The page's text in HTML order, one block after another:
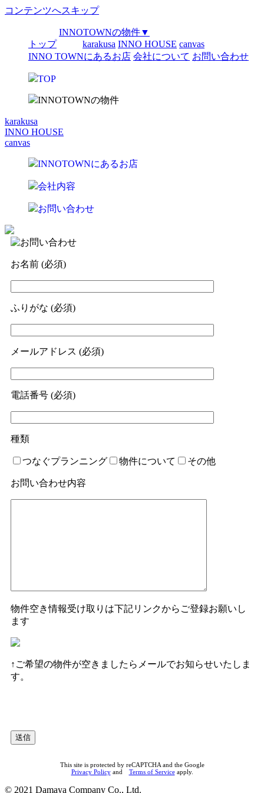
コンテンツへスキップ
トップ
INNOTOWNの物件▼
karakusa INNO HOUSE canvas
INNO TOWNにあるお店 会社について お問い合わせ
TOP
INNOTOWNの物件
karakusa
INNO HOUSE
canvas
INNOTOWNにあるお店
会社内容
お問い合わせ
お名前 (必須)
ふりがな (必須)
メールアドレス (必須)
電話番号 (必須)
種類
つなぐプランニング 物件について その他
お問い合わせ内容
物件空き情報受け取りは下記リンクからご登録お願いし
ます
↑ご希望の物件が空きましたらメールでお知らせいたしま
す。
This site is protected by reCAPTCHA and the Google
Privacy Policyand Terms of Serviceapply.
© 2021 Damaya Company Co., Ltd.